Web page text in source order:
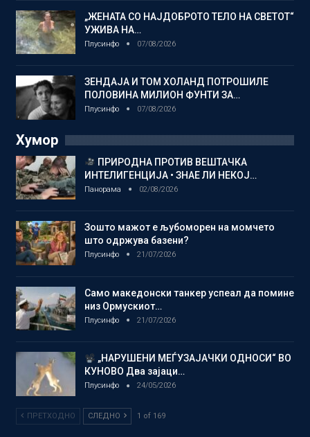
„ЖЕНАТА СО НАЈДОБРОТО ТЕЛО НА СВЕТОТ“
УЖИВА НА…
Плусинфо 07/08/2026
ЗЕНДАЈА И ТОМ ХОЛАНД ПОТРОШИЛЕ
ПОЛОВИНА МИЛИОН ФУНТИ ЗА…
Плусинфо 07/08/2026
Хумор
ПРИРОДНА ПРОТИВ ВЕШТАЧКА
ИНТЕЛИГЕНЦИЈА • ЗНАЕ ЛИ НЕКОЈ…
Панорама 02/08/2026
Зошто мажот е љубоморен на момчето
што одржува базени?
Плусинфо 21/07/2026
Само македонски танкер успеал да помине
низ Ормускиот…
Плусинфо 21/07/2026
„НАРУШЕНИ МЕЃУЗАЈАЧКИ ОДНОСИ“ ВО
КУНОВО Два зајаци…
Плусинфо 24/05/2026
ПРЕТХОДНО СЛЕДНО 1 of 169